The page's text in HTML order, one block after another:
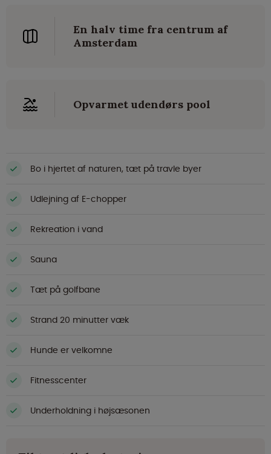
En halv time fra centrum af
Amsterdam
Opvarmet udendørs pool
Bo i hjertet af naturen, tæt på travle byer
Udlejning af E-chopper
Rekreation i vand
Sauna
Tæt på golfbane
Strand 20 minutter væk
Hunde er velkomne
Fitnesscenter
Underholdning i højsæsonen